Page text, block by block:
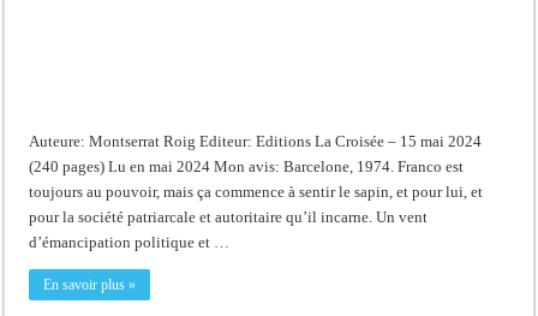
Auteure: Montserrat Roig Editeur: Editions La Croisée – 15 mai 2024
(240 pages) Lu en mai 2024 Mon avis: Barcelone, 1974. Franco est
toujours au pouvoir, mais ça commence à sentir le sapin, et pour lui, et
pour la société patriarcale et autoritaire qu’il incarne. Un vent
d’émancipation politique et …
En savoir plus »